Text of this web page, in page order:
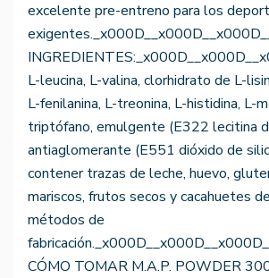
excelente pre-entreno para los
L-leucina, L-valina, clorhidrato de L-
L-fenilanina, L-treonina, L-histidina, L-
triptófano, emulgente (E322 lecitina
antiaglomerante (E551 dióxido de
contener trazas de leche, huevo,
mariscos, frutos secos y cacahuetes
métodos de
CÓMO TOMAR M.A.P. POWDER